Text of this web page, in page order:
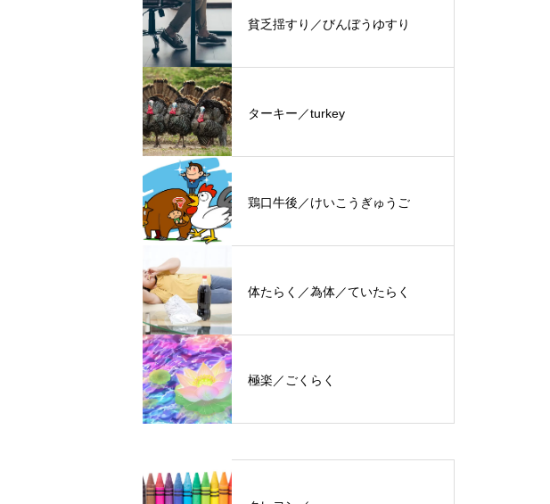
貧乏揺すり／びんぼうゆすり
ターキー／turkey
鶏口牛後／けいこうぎゅうご
体たらく／為体／ていたらく
極楽／ごくらく